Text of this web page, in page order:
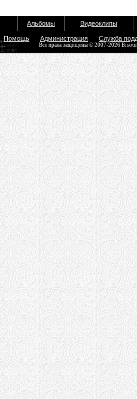
Альбомы Видеоклипы
Помощь Администрация Служба
Все права защищены © 2007-2026